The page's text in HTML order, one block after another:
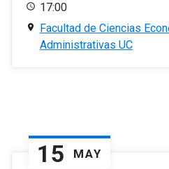
17:00
Facultad de Ciencias
Administrativas UC
15 MAY